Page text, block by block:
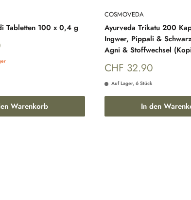
Tabletten 100 x 0,4 g
Warenkorb
COSMOVEDA
Ayurveda Trikatu 200
Ingwer, Pippali &
Agni & Stoffwechsel
Sonderpreis
CHF 32.90
Auf Lager, 6 Stück
In den